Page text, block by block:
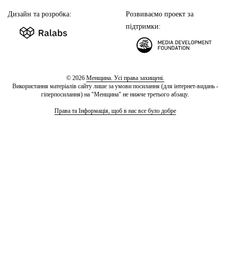
Дизайн та розробка:
Розвиваємо проект за
підтримки:
© 2026 Менщина. Усі права захищені.
Використання матеріалів сайту лише за умови посилання (для інтернет-видань -
гіперпосилання) на "Менщина" не нижче третього абзацу.
Права та Інформація, щоб в нас все було добре